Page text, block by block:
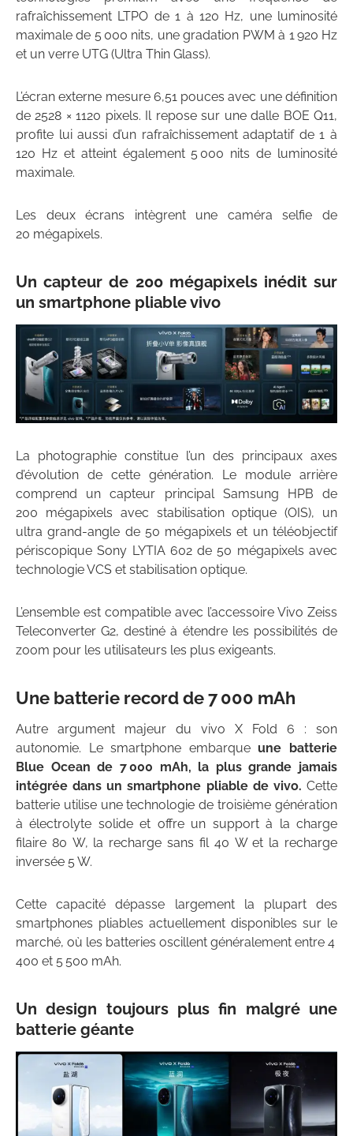
rafraîchissement LTPO de 1 à 120 Hz, une luminosité
maximale de 5 000 nits, une gradation PWM à 1 920 Hz
et un verre UTG (Ultra Thin Glass).
L’écran externe mesure 6,51 pouces avec une définition
de 2528 × 1120 pixels. Il repose sur une dalle BOE Q11,
profite lui aussi d’un rafraîchissement adaptatif de 1 à
120 Hz et atteint également 5 000 nits de luminosité
maximale.
Les deux écrans intègrent une caméra selfie de
20 mégapixels.
Un capteur de 200 mégapixels inédit sur
un smartphone pliable vivo
La photographie constitue l’un des principaux axes
d’évolution de cette génération. Le module arrière
comprend un capteur principal Samsung HPB de
200 mégapixels avec stabilisation optique (OIS), un
ultra grand-angle de 50 mégapixels et un téléobjectif
périscopique Sony LYTIA 602 de 50 mégapixels avec
technologie VCS et stabilisation optique.
L’ensemble est compatible avec l’accessoire Vivo Zeiss
Teleconverter G2, destiné à étendre les possibilités de
zoom pour les utilisateurs les plus exigeants.
Une batterie record de 7 000 mAh
Autre argument majeur du vivo X Fold 6 : son
autonomie. Le smartphone embarque une batterie
Blue Ocean de 7 000 mAh, la plus grande jamais
intégrée dans un smartphone pliable de vivo. Cette
batterie utilise une technologie de troisième génération
à électrolyte solide et offre un support à la charge
filaire 80 W, la recharge sans fil 40 W et la recharge
inversée 5 W.
Cette capacité dépasse largement la plupart des
smartphones pliables actuellement disponibles sur le
marché, où les batteries oscillent généralement entre 4
400 et 5 500 mAh.
Un design toujours plus fin malgré une
batterie géante